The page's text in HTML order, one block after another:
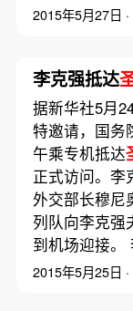
2015年5月27日 ·
李克强抵达
据新华社5月
特邀请，国务
午乘专机抵达
正式访问。李
外交部长穆尼
列队向李克强
到机场迎接。
2015年5月25日 ·